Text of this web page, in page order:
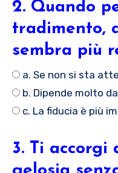
2. Quando
tradimento,
sembra più
a. Se non si sta
b. Dipende molto
c. La fiducia è più
3. Ti accorgi